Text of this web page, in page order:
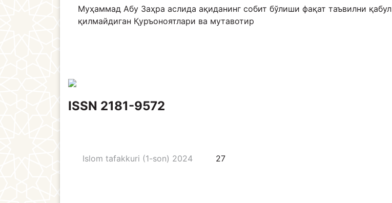
Муҳаммад Абу Заҳра аслида ақиданинг собит бўлиши фақат таъвилни қабул
қилмайдиган Қуръоноятлари ва мутавотир
ISSN 2181-9572
Islom tafakkuri (1-son) 2024 27